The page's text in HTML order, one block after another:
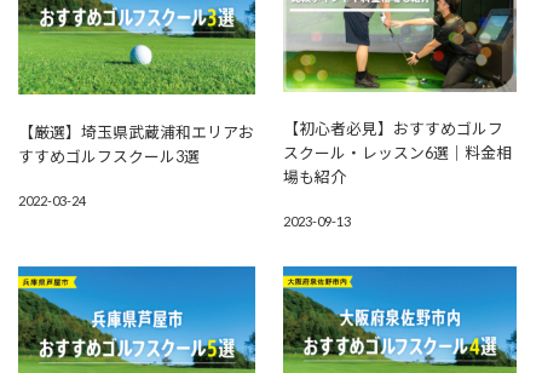
【厳選】埼玉県武蔵浦和エリアお
すすめゴルフスクール3選
2022-03-24
【初心者必見】おすすめゴルフ
スクール・レッスン6選｜料金相
場も紹介
2023-09-13